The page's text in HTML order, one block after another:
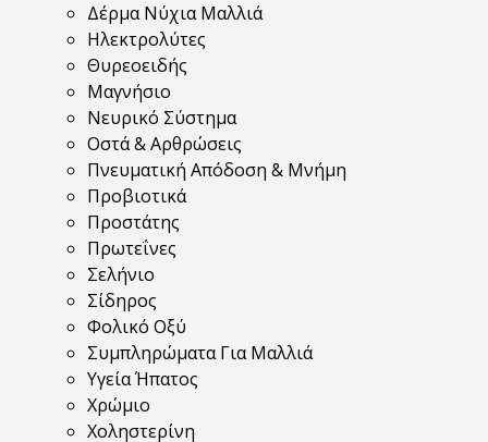
Δέρμα Νύχια Μαλλιά
Ηλεκτρολύτες
Θυρεοειδής
Μαγνήσιο
Νευρικό Σύστημα
Οστά & Αρθρώσεις
Πνευματική Απόδοση & Μνήμη
Προβιοτικά
Προστάτης
Πρωτεΐνες
Σελήνιο
Σίδηρος
Φολικό Οξύ
Συμπληρώματα Για Μαλλιά
Υγεία Ήπατος
Χρώμιο
Χοληστερίνη